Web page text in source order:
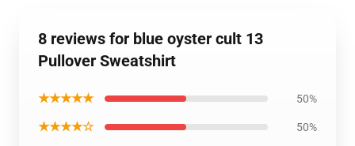
8 reviews for blue oyster cult 13
Pullover Sweatshirt
★★★★★ 50%
★★★★☆ 50%